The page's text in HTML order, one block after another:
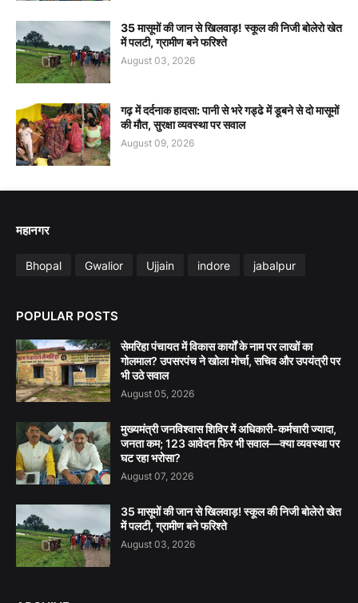
35 मासूमों की जान से खिलवाड़! स्कूल की निजी बोलेरो खेत
में पलटी, ग्रामीण बने फरिश्ते
August 03, 2026
गढ़ में दर्दनाक हादसा: पानी से भरे गड्ढे में डूबने से दो मासूमों
की मौत, सुरक्षा व्यवस्था पर सवाल
August 09, 2026
महानगर
Bhopal Gwalior Ujjain indore jabalpur
POPULAR POSTS
सेमरिहा पंचायत में विकास कार्यों के नाम पर लाखों का
गोलमाल? उपसरपंच ने खोला मोर्चा, सचिव और उपयंत्री पर
भी उठे सवाल
August 05, 2026
मुख्यमंत्री जनविश्वास शिविर में अधिकारी-कर्मचारी ज्यादा,
जनता कम; 123 आवेदन फिर भी सवाल—क्या व्यवस्था पर
घट रहा भरोसा?
August 07, 2026
35 मासूमों की जान से खिलवाड़! स्कूल की निजी बोलेरो खेत
में पलटी, ग्रामीण बने फरिश्ते
August 03, 2026